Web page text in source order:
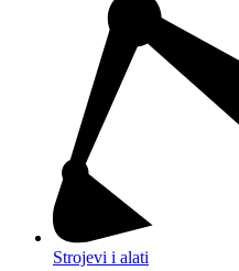
Strojevi i alati